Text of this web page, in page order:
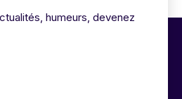
humeurs, devenez